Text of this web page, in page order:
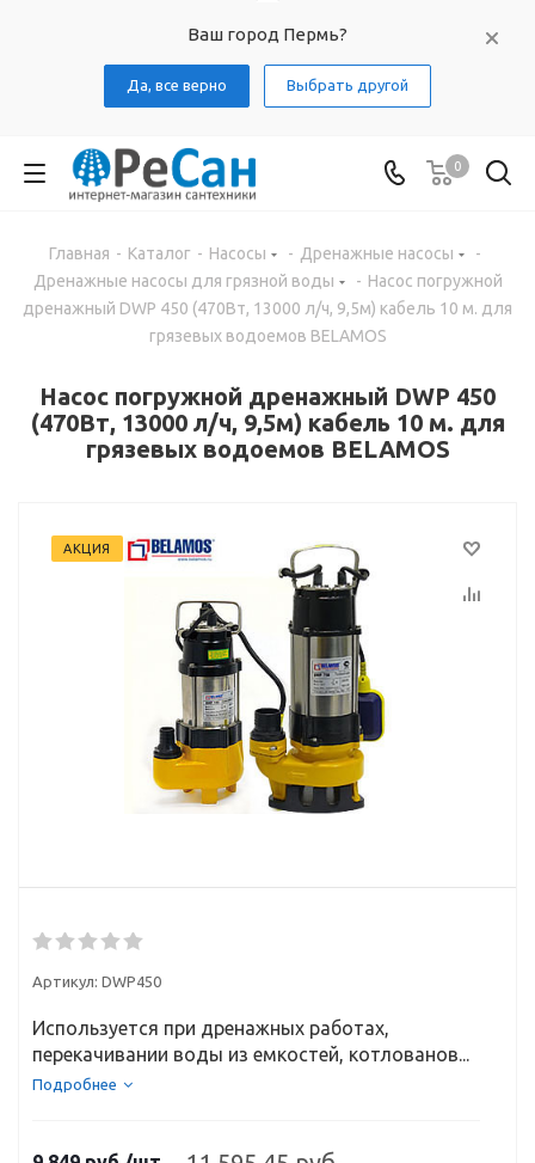
Ваш город Пермь?
Да, все верно Выбрать другой
0
Главная - Каталог - Насосы - Дренажные насосы
-
Дренажные насосы для грязной воды
- Насос погружной
дренажный DWP 450 (470Вт, 13000 л/ч, 9,5м) кабель 10 м. для
грязевых водоемов BELAMOS
Насос погружной дренажный DWP 450
(470Вт, 13000 л/ч, 9,5м) кабель 10 м. для
грязевых водоемов BELAMOS
АКЦИЯ
Артикул: DWP450
Используется при дренажных работах,
перекачивании воды из емкостей, котлованов...
Подробнее